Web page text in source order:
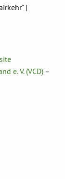
|
e. V. (VCD) –